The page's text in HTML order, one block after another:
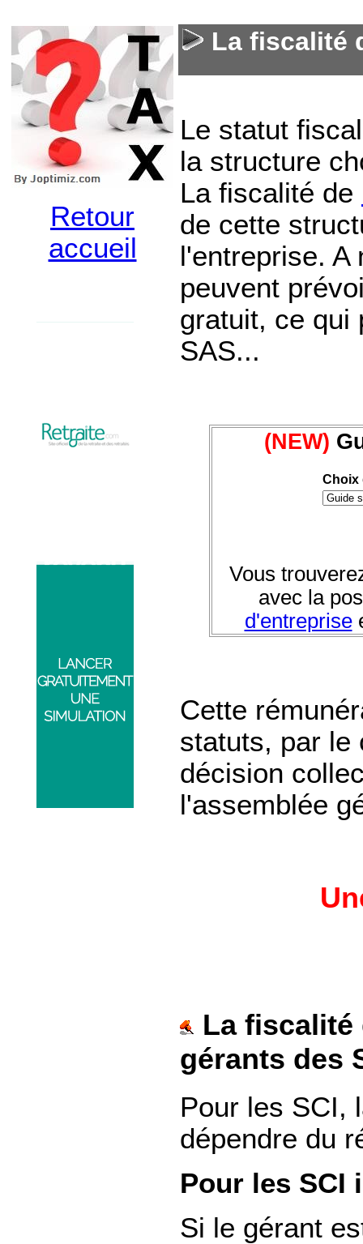
Retour
accueil
La fiscalité
Le statut
la structure
La fiscalité de
de cette
l'entreprise. A
peuvent
gratuit, ce qui
SAS...
(NEW)
Choix
Vous
avec la
d'entreprise
Cette
statuts, par le
décision
l'assemblée
La fiscalité
gérants des
Pour les SCI,
dépendre du
Pour les SCI
Si le gérant